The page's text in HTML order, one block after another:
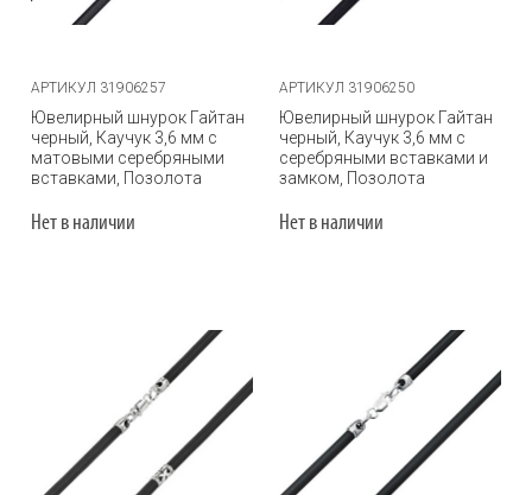
АРТИКУЛ 31906257
Ювелирный шнурок Гайтан
черный, Каучук 3,6 мм с
матовыми серебряными
вставками, Позолота
Нет в наличии
АРТИКУЛ 31906250
Ювелирный шнурок Гайтан
черный, Каучук 3,6 мм с
серебряными вставками и
замком, Позолота
Нет в наличии